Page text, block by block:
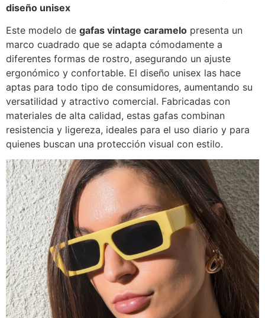
diseño unisex
Este modelo de gafas vintage caramelo presenta un
marco cuadrado que se adapta cómodamente a
diferentes formas de rostro, asegurando un ajuste
ergonómico y confortable. El diseño unisex las hace
aptas para todo tipo de consumidores, aumentando su
versatilidad y atractivo comercial. Fabricadas con
materiales de alta calidad, estas gafas combinan
resistencia y ligereza, ideales para el uso diario y para
quienes buscan una protección visual con estilo.